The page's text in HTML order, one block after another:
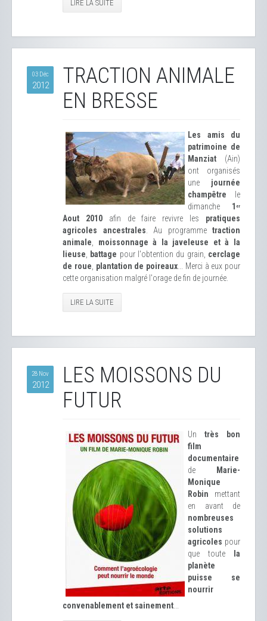
LIRE LA SUITE
03 Déc
2012
TRACTION ANIMALE
EN BRESSE
Les amis du
patrimoine de
Manziat (Ain)
ont organisés
une journée
champêtre le
dimanche 1 er
Aout 2010afin de faire revivre les pratiques
agricoles ancestrales . Au programme traction
animale
moissonnage à la javeleuse et à la
lieuse
battage pour l'obtention du grain, cerclage
de roue plantation de poireaux ... Merci à eux pour
cette organisation malgré l'orage de fin de journée.
LIRE LA SUITE
28 Nov
2012
LES MOISSONS DU
FUTUR
Un très bon
film
documentaire
de
Marie-
Monique
Robin mettant
en avant de
nombreuses
solutions
agricoles pour
que toute
la
planète
puisse se
nourrir
convenablement et sainement